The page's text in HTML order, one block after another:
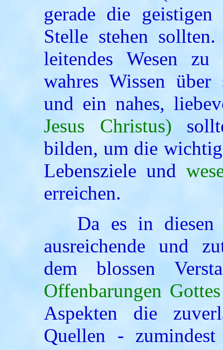
gerade die
Stelle stehen
leitendes Wesen zu
wahres Wissen
und ein nahes,
Jesus Christus)
bilden, um die
Lebensziele und
erreichen.
Da es in diesen
ausreichende und
dem blossen
Offenbarungen
Aspekten die
Quellen -